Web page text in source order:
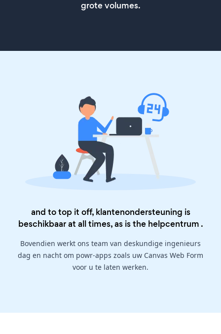
grote volumes.
and to top it off, klantenondersteuning is
beschikbaar at all times, as is the helpcentrum .
Bovendien werkt ons team van deskundige ingenieurs
dag en nacht om powr-apps zoals uw Canvas Web Form
voor u te laten werken.